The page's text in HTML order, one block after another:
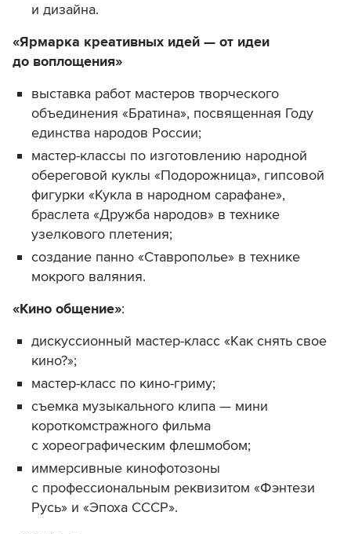
и дизайна.
«Ярмарка креативных идей — от идеи
до воплощения»
выставка работ мастеров творческого
объединения «Братина», посвященная Году
единства народов России;
мастер-классы по изготовлению народной
обереговой куклы «Подорожница», гипсовой
фигурки «Кукла в народном сарафане»,
браслета «Дружба народов» в технике
узелкового плетения;
создание панно «Ставрополье» в технике
мокрого валяния.
«Кино общение»:
дискуссионный мастер-класс «Как снять свое
кино?»;
мастер-класс по кино-гриму;
съемка музыкального клипа — мини
короткомстражного фильма
с хореографическим флешмобом;
иммерсивные кинофотозоны
с профессиональным реквизитом «Фэнтези
Русь» и «Эпоха СССР».